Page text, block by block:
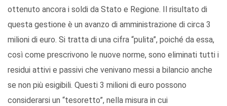
ottenuto ancora i soldi da Stato e Regione. Il risultato di
questa gestione è un avanzo di amministrazione di circa 3
milioni di euro. Si tratta di una cifra “pulita”, poiché da essa,
così come prescrivono le nuove norme, sono eliminati tutti i
residui attivi e passivi che venivano messi a bilancio anche
se non più esigibili. Questi 3 milioni di euro possono
considerarsi un “tesoretto”, nella misura in cui